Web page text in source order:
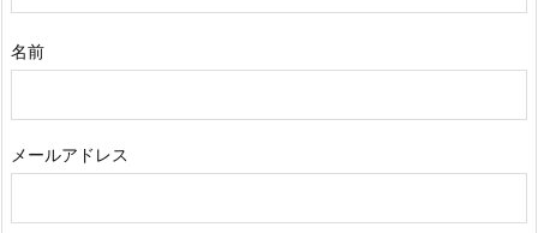
名前
メールアドレス